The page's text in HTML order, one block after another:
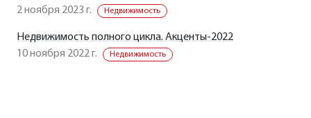
2 ноября 2023 г.
Недвижимость
Недвижимость полного цикла. Акценты-2022
10 ноября 2022 г.
Недвижимость